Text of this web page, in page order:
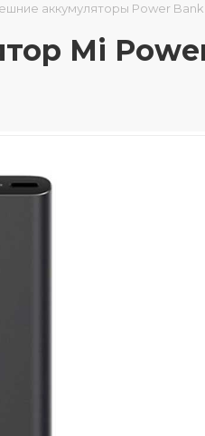
аккумуляторы Power Bank
Mi